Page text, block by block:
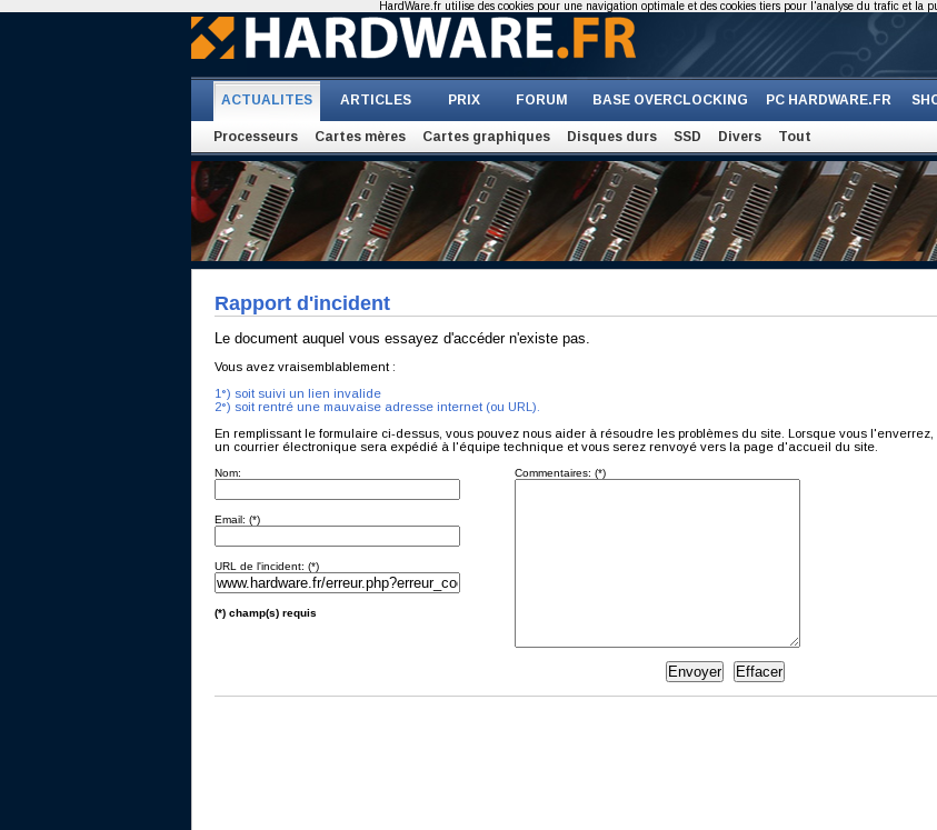
ACTUALITES ARTICLES PRIX FORUM BASE OVERCLOCKING PC HARDWARE.FR
Processeurs Cartes mères Cartes graphiques Disques durs SSD Divers Tout
Rapport d'incident
Le document auquel vous essayez d'accéder n'existe pas.
Vous avez vraisemblablement :
1°) soit suivi un lien invalide
2°) soit rentré une mauvaise adresse internet (ou URL).
En remplissant le formulaire ci-dessus, vous pouvez nous aider à résoudre les problèmes du site. Lorsque vous l'enverrez,
un courrier électronique sera expédié à l'équipe technique et vous serez renvoyé vers la page d'accueil du site.
Nom:
Email: (*)
URL de l'incident: (*)
(*) champ(s) requis
Commentaires: (*)
HardWare.fr utilise des cookies pour une navigation optimale et des cookies tiers pour l'analyse du trafic et la